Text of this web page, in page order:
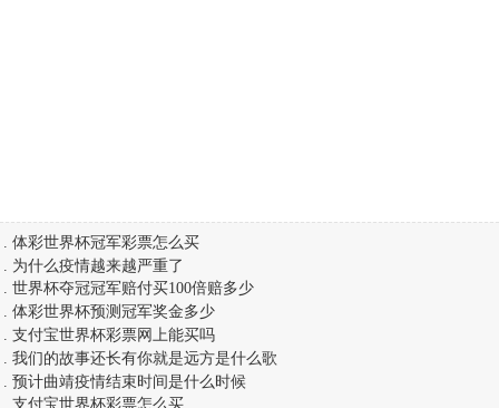
.体彩世界杯冠军彩票怎么买
为什么疫情越来越严重了
.世界杯夺冠冠军赔付买100倍赔多少
.体彩世界杯预测冠军奖金多少
.支付宝世界杯彩票网上能买吗
.我们的故事还长有你就是远方是什么歌
.预计曲靖疫情结束时间是什么时候
.支付宝世界杯彩票怎么买